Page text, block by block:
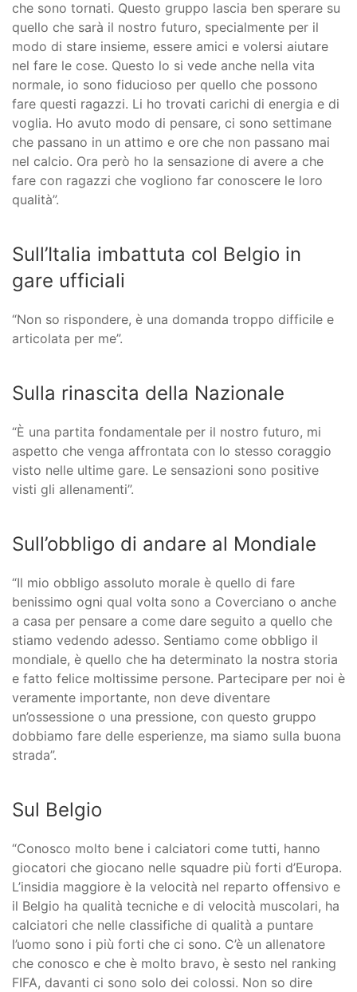
che sono tornati. Questo gruppo lascia ben sperare su
quello che sarà il nostro futuro, specialmente per il
modo di stare insieme, essere amici e volersi aiutare
nel fare le cose. Questo lo si vede anche nella vita
normale, io sono fiducioso per quello che possono
fare questi ragazzi. Li ho trovati carichi di energia e di
voglia. Ho avuto modo di pensare, ci sono settimane
che passano in un attimo e ore che non passano mai
nel calcio. Ora però ho la sensazione di avere a che
fare con ragazzi che vogliono far conoscere le loro
qualità”.
Sull’Italia imbattuta col Belgio in
gare ufficiali
“Non so rispondere, è una domanda troppo difficile e
articolata per me”.
Sulla rinascita della Nazionale
“È una partita fondamentale per il nostro futuro, mi
aspetto che venga affrontata con lo stesso coraggio
visto nelle ultime gare. Le sensazioni sono positive
visti gli allenamenti”.
Sull’obbligo di andare al Mondiale
“Il mio obbligo assoluto morale è quello di fare
benissimo ogni qual volta sono a Coverciano o anche
a casa per pensare a come dare seguito a quello che
stiamo vedendo adesso. Sentiamo come obbligo il
mondiale, è quello che ha determinato la nostra storia
e fatto felice moltissime persone. Partecipare per noi è
veramente importante, non deve diventare
un’ossessione o una pressione, con questo gruppo
dobbiamo fare delle esperienze, ma siamo sulla buona
strada”.
Sul Belgio
“Conosco molto bene i calciatori come tutti, hanno
giocatori che giocano nelle squadre più forti d’Europa.
L’insidia maggiore è la velocità nel reparto offensivo e
il Belgio ha qualità tecniche e di velocità muscolari, ha
calciatori che nelle classifiche di qualità a puntare
l’uomo sono i più forti che ci sono. C’è un allenatore
che conosco e che è molto bravo, è sesto nel ranking
FIFA, davanti ci sono solo dei colossi. Non so dire